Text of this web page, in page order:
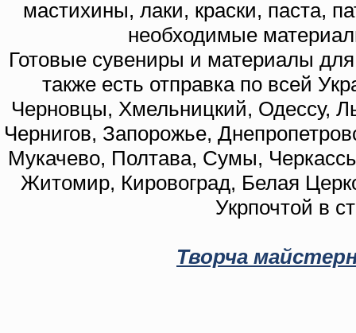
мастихины, лаки, краски, паста,
необходимые
Готовые сувениры и материалы
также есть отправка по всей
Черновцы, Хмельницкий, Одессу,
Чернигов, Запорожье,
Мукачево, Полтава, Сумы,
Житомир, Кировоград, Белая
Укрпочтой в
Творча